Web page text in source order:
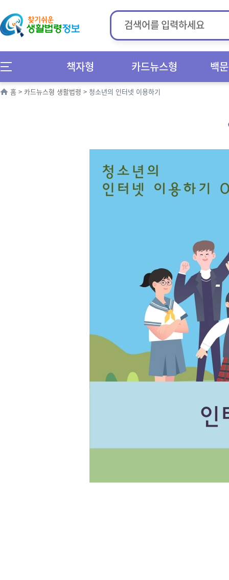
책자형 카드뉴스형 백
홈 > 카드뉴스형 생활법령 > 청소년의 인터넷 이용하기